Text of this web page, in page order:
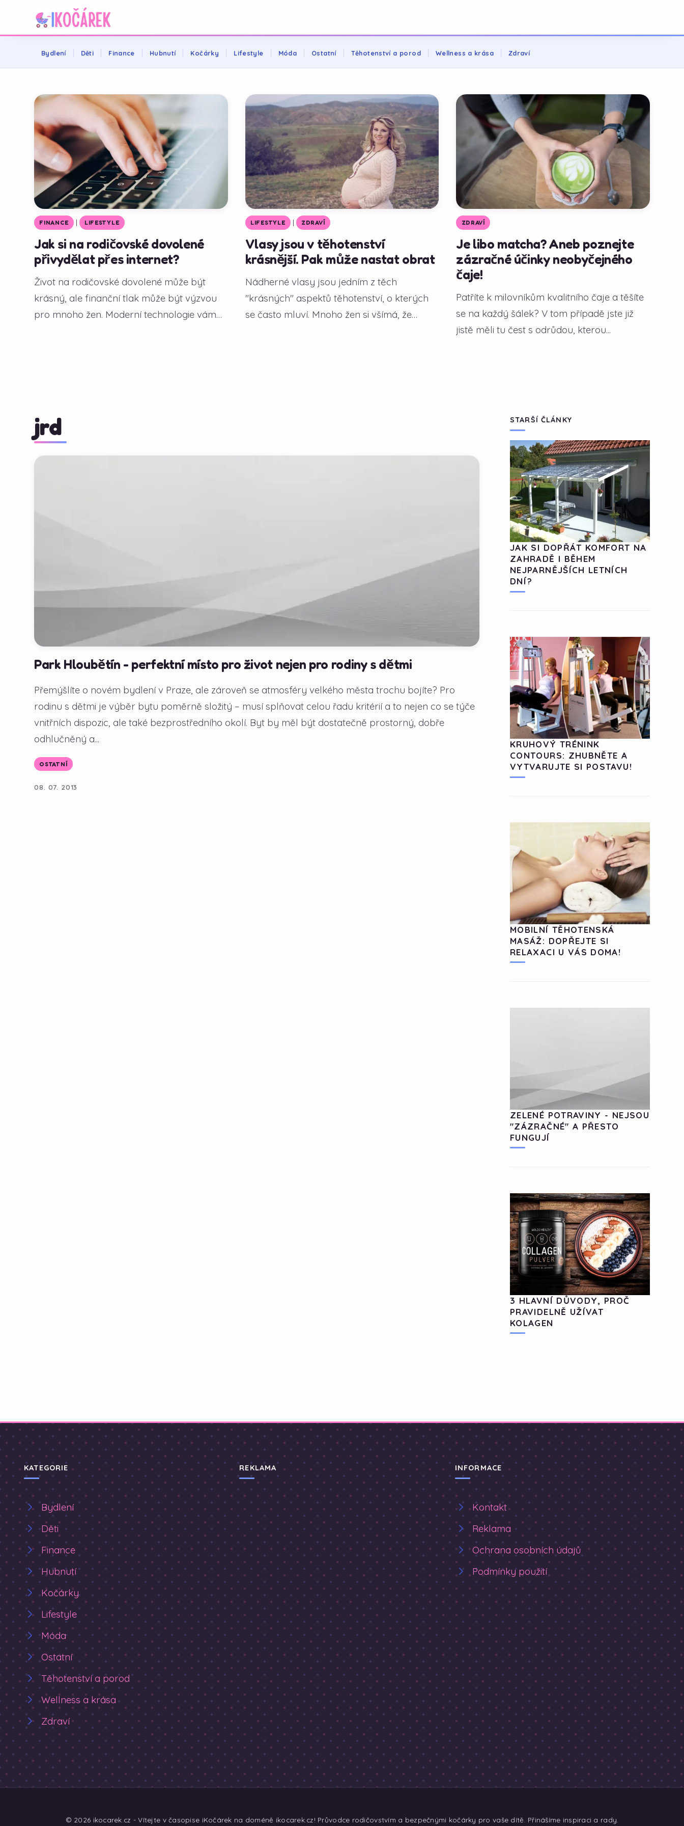
Bydlení Děti Finance Hubnutí Kočárky Lifestyle Móda Ostatní Těhotenství a porod Wellness a krása Zdraví
Jak si na rodičovské dovolené
přivydělat přes internet?
Život na rodičovské dovolené může být
krásný, ale finanční tlak může být výzvou
pro mnoho žen. Moderní technologie vám
FINANCE | LIFESTYLE
Vlasy jsou v těhotenství
krásnější. Pak může nastat obrat
Nádherné vlasy jsou jedním z těch
"krásných" aspektů těhotenství, o kterých
se často mluví. Mnoho žen si všímá, že
LIFESTYLE | ZDRAVÍ
Je libo matcha? Aneb poznejte
zázračné účinky neobyčejného
čaje!
Patříte k milovníkům kvalitního čaje a těšíte
se na každý šálek? V tom případě jste již
jistě měli tu čest s odrůdou, kterou...
ZDRAVÍ
jrd
Park Hloubětín - perfektní místo pro život nejen pro rodiny s dětmi
Přemýšlíte o novém bydlení v Praze, ale zároveň se atmosféry velkého města trochu bojíte? Pro
rodinu s dětmi je výběr bytu poměrně složitý – musí splňovat celou řadu kritérií a to nejen co se týče
vnitřních dispozic, ale také bezprostředního okolí. Byt by měl být dostatečně prostorný, dobře
odhlučněný a...
OSTATNÍ
08. 07. 2013
STARŠÍ ČLÁNKY
JAK SI DOPŘÁT KOMFORT NA
ZAHRADĚ I BĚHEM
NEJPARNĚJŠÍCH LETNÍCH
DNÍ?
KRUHOVÝ TRÉNINK
CONTOURS: ZHUBNĚTE A
VYTVARUJTE SI POSTAVU!
MOBILNÍ TĚHOTENSKÁ
MASÁŽ: DOPŘEJTE SI
RELAXACI U VÁS DOMA!
ZELENÉ POTRAVINY - NEJSOU
"ZÁZRAČNÉ" A PŘESTO
FUNGUJÍ
3 HLAVNÍ DŮVODY, PROČ
PRAVIDELNĚ UŽÍVAT
KOLAGEN
KATEGORIE
Bydlení
Děti
Finance
Hubnutí
Kočárky
Lifestyle
Móda
Ostatní
Těhotenství a porod
Wellness a krása
Zdraví
REKLAMA INFORMACE
Kontakt
Reklama
Ochrana osobních údajů
Podmínky použití
© 2026 ikocarek.cz - Vítejte v časopise iKočárek na doméně ikocarek.cz! Průvodce rodičovstvím a bezpečnými kočárky pro vaše dítě. Přinášíme inspiraci a rady.